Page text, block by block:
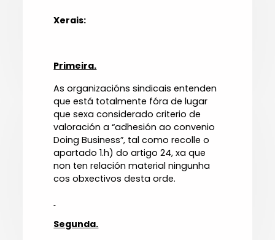
Xerais:
Primeira.
As organizacións sindicais entenden
que está totalmente fóra de lugar
que sexa considerado criterio de
valoración a “adhesión ao convenio
Doing Business”, tal como recolle o
apartado 1.h) do artigo 24, xa que
non ten relación material ningunha
cos obxectivos desta orde.
Segunda.